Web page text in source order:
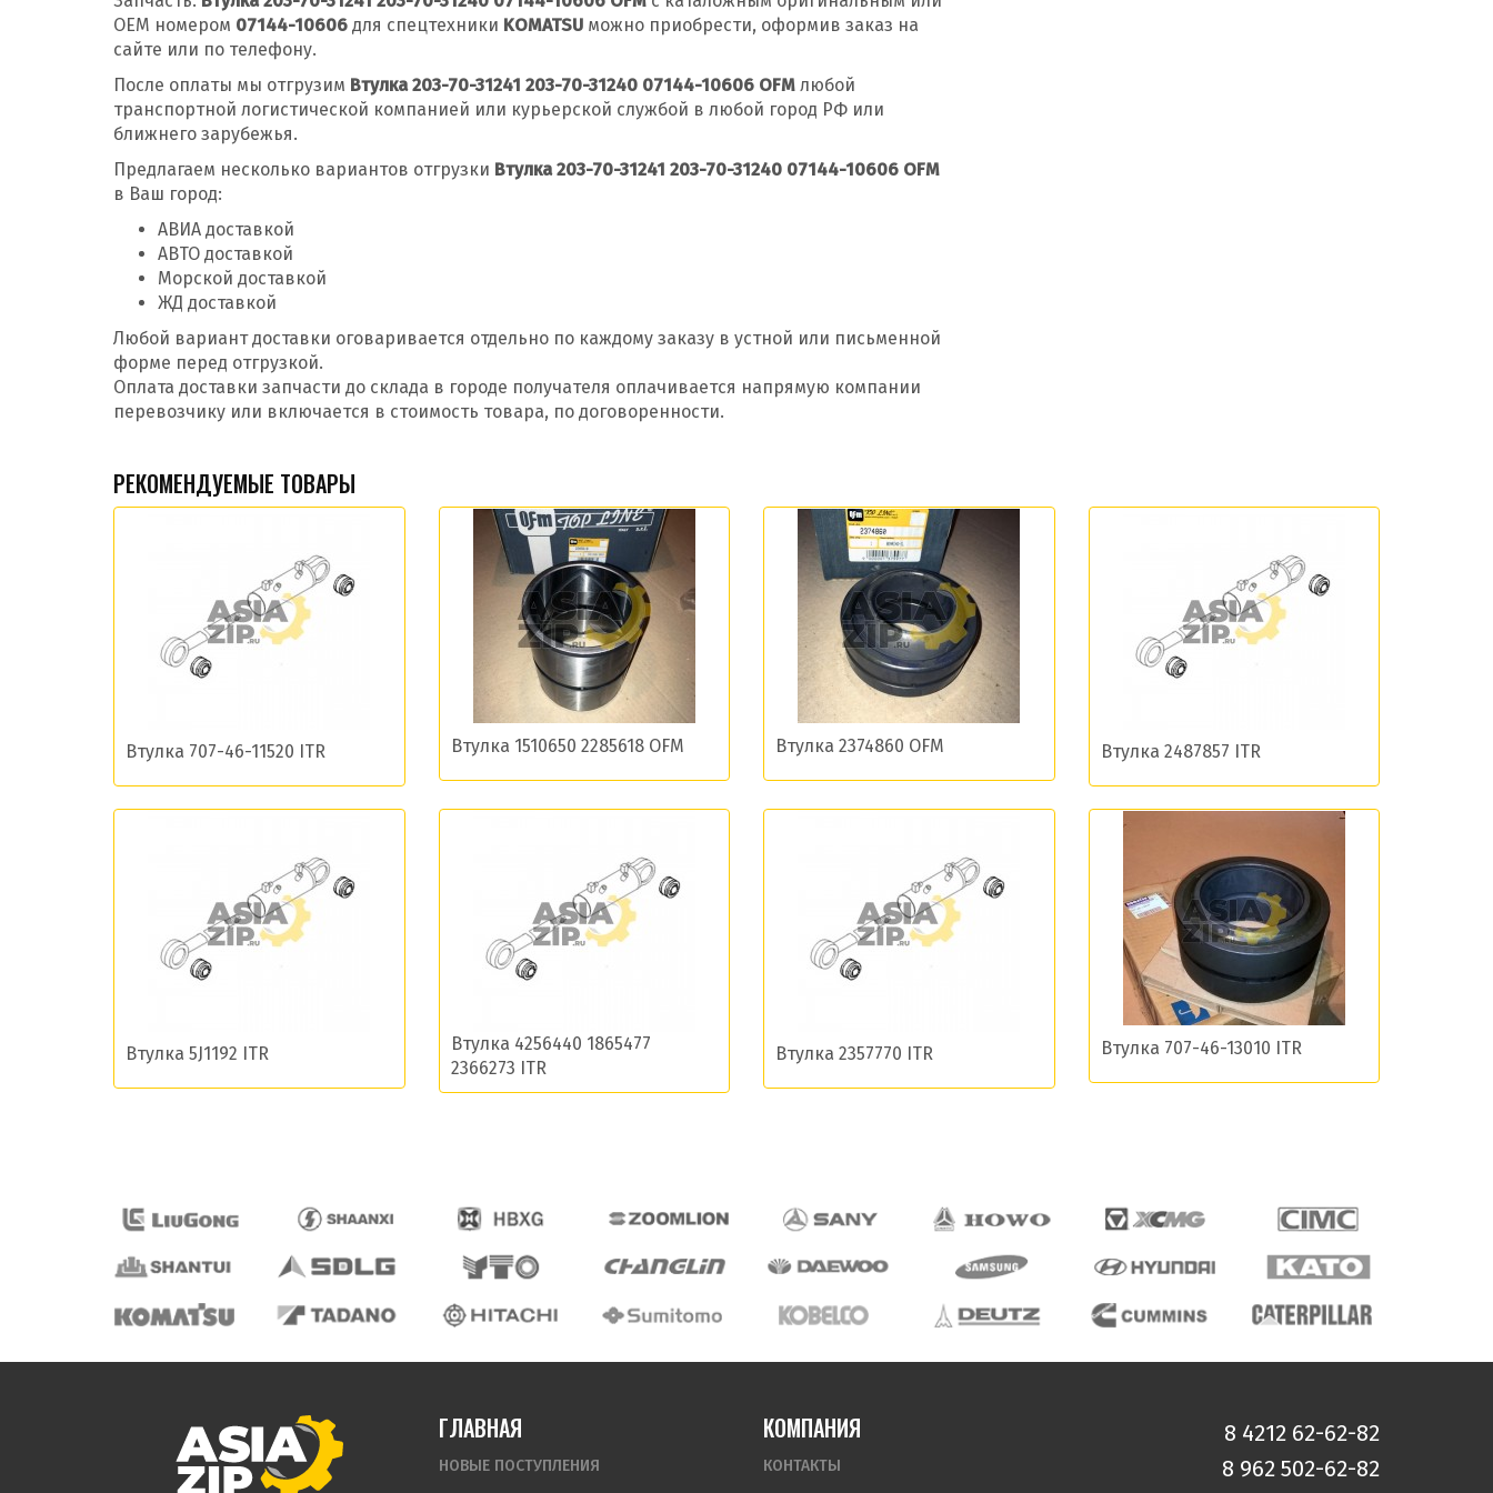
Допустимые форматы: .xls, .xlsx
Даю согласие на обработку моих данных и получение новостей
Отправить
OEM номером 07144-10606 для спецтехники KOMATSU можно приобрести, оформив заказ на
сайте или по телефону.
После оплаты мы отгрузим Втулка 203-70-31241 203-70-31240 07144-10606 OFM любой
транспортной логистической компанией или курьерской службой в любой город РФ или
ближнего зарубежья.
Предлагаем несколько вариантов отгрузки Втулка 203-70-31241 203-70-31240 07144-10606 OFM
в Ваш город:
АВИА доставкой
АВТО доставкой
Морской доставкой
ЖД доставкой
Любой вариант доставки оговаривается отдельно по каждому заказу в устной или письменной
форме перед отгрузкой.
Оплата доставки запчасти до склада в городе получателя оплачивается напрямую компании
перевозчику или включается в стоимость товара, по договоренности.
РЕКОМЕНДУЕМЫЕ ТОВАРЫ
Втулка 707-46-11520 ITR Втулка 1510650 2285618 OFM Втулка 2374860 OFM Втулка 2487857 ITR
Втулка 5J1192 ITR
Втулка 4256440 1865477
2366273 ITR
Втулка 2357770 ITR Втулка 707-46-13010 ITR
ГЛАВНАЯ
НОВЫЕ ПОСТУПЛЕНИЯ
КОМПАНИЯ
КОНТАКТЫ
8 4212 62-62-82
8 962 502-62-82